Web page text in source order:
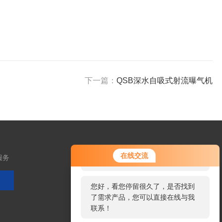
在线交流
您好！欢迎前来咨询，很高兴为您
服务，请问您要咨询什么问题呢？
您好，看您停留很久了，是否找到
了需求产品，您可以直接在线与我
联系！
下一篇： QSB深水自吸式射流曝气机
务
扫码加微信